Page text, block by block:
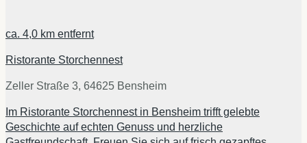
ca. 4,0 km entfernt
Ristorante Storchennest
Zeller Straße 3, 64625 Bensheim
Im Ristorante Storchennest in Bensheim trifft gelebte
Geschichte auf echten Genuss und herzliche